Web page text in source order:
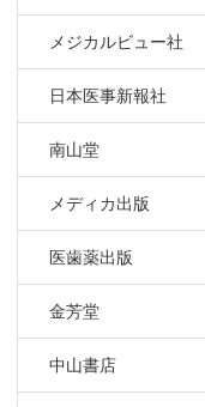
メジカルビュー社
日本医事新報社
南山堂
メディカ出版
医歯薬出版
金芳堂
中山書店